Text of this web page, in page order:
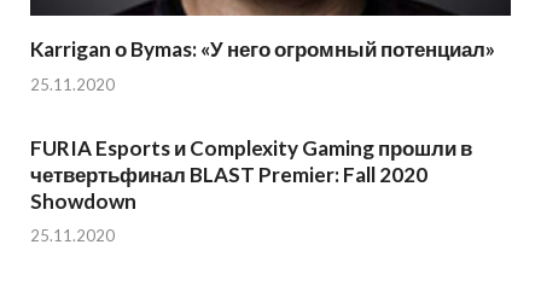
Karrigan о Bymas: «У него огромный потенциал»
25.11.2020
FURIA Esports и Complexity Gaming прошли в
четвертьфинал BLAST Premier: Fall 2020
Showdown
25.11.2020